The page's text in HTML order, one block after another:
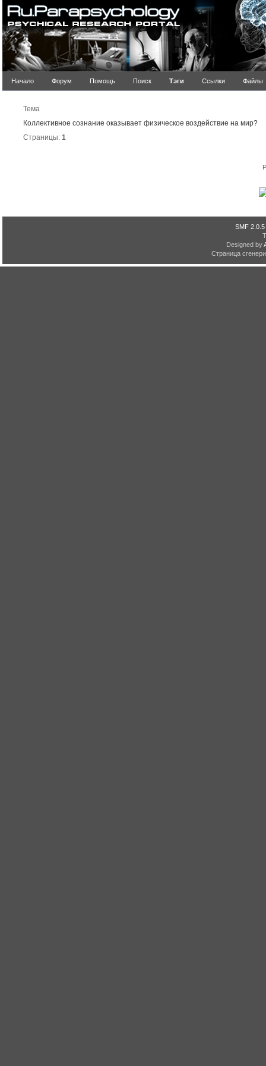
Начало Форум Помощь Поиск Тэги Ссылки Файлы
Тема
Коллективное сознание оказывает физическое воздействие на мир?
Страницы: 1
SMF 2.0.5
Designed by
Страница